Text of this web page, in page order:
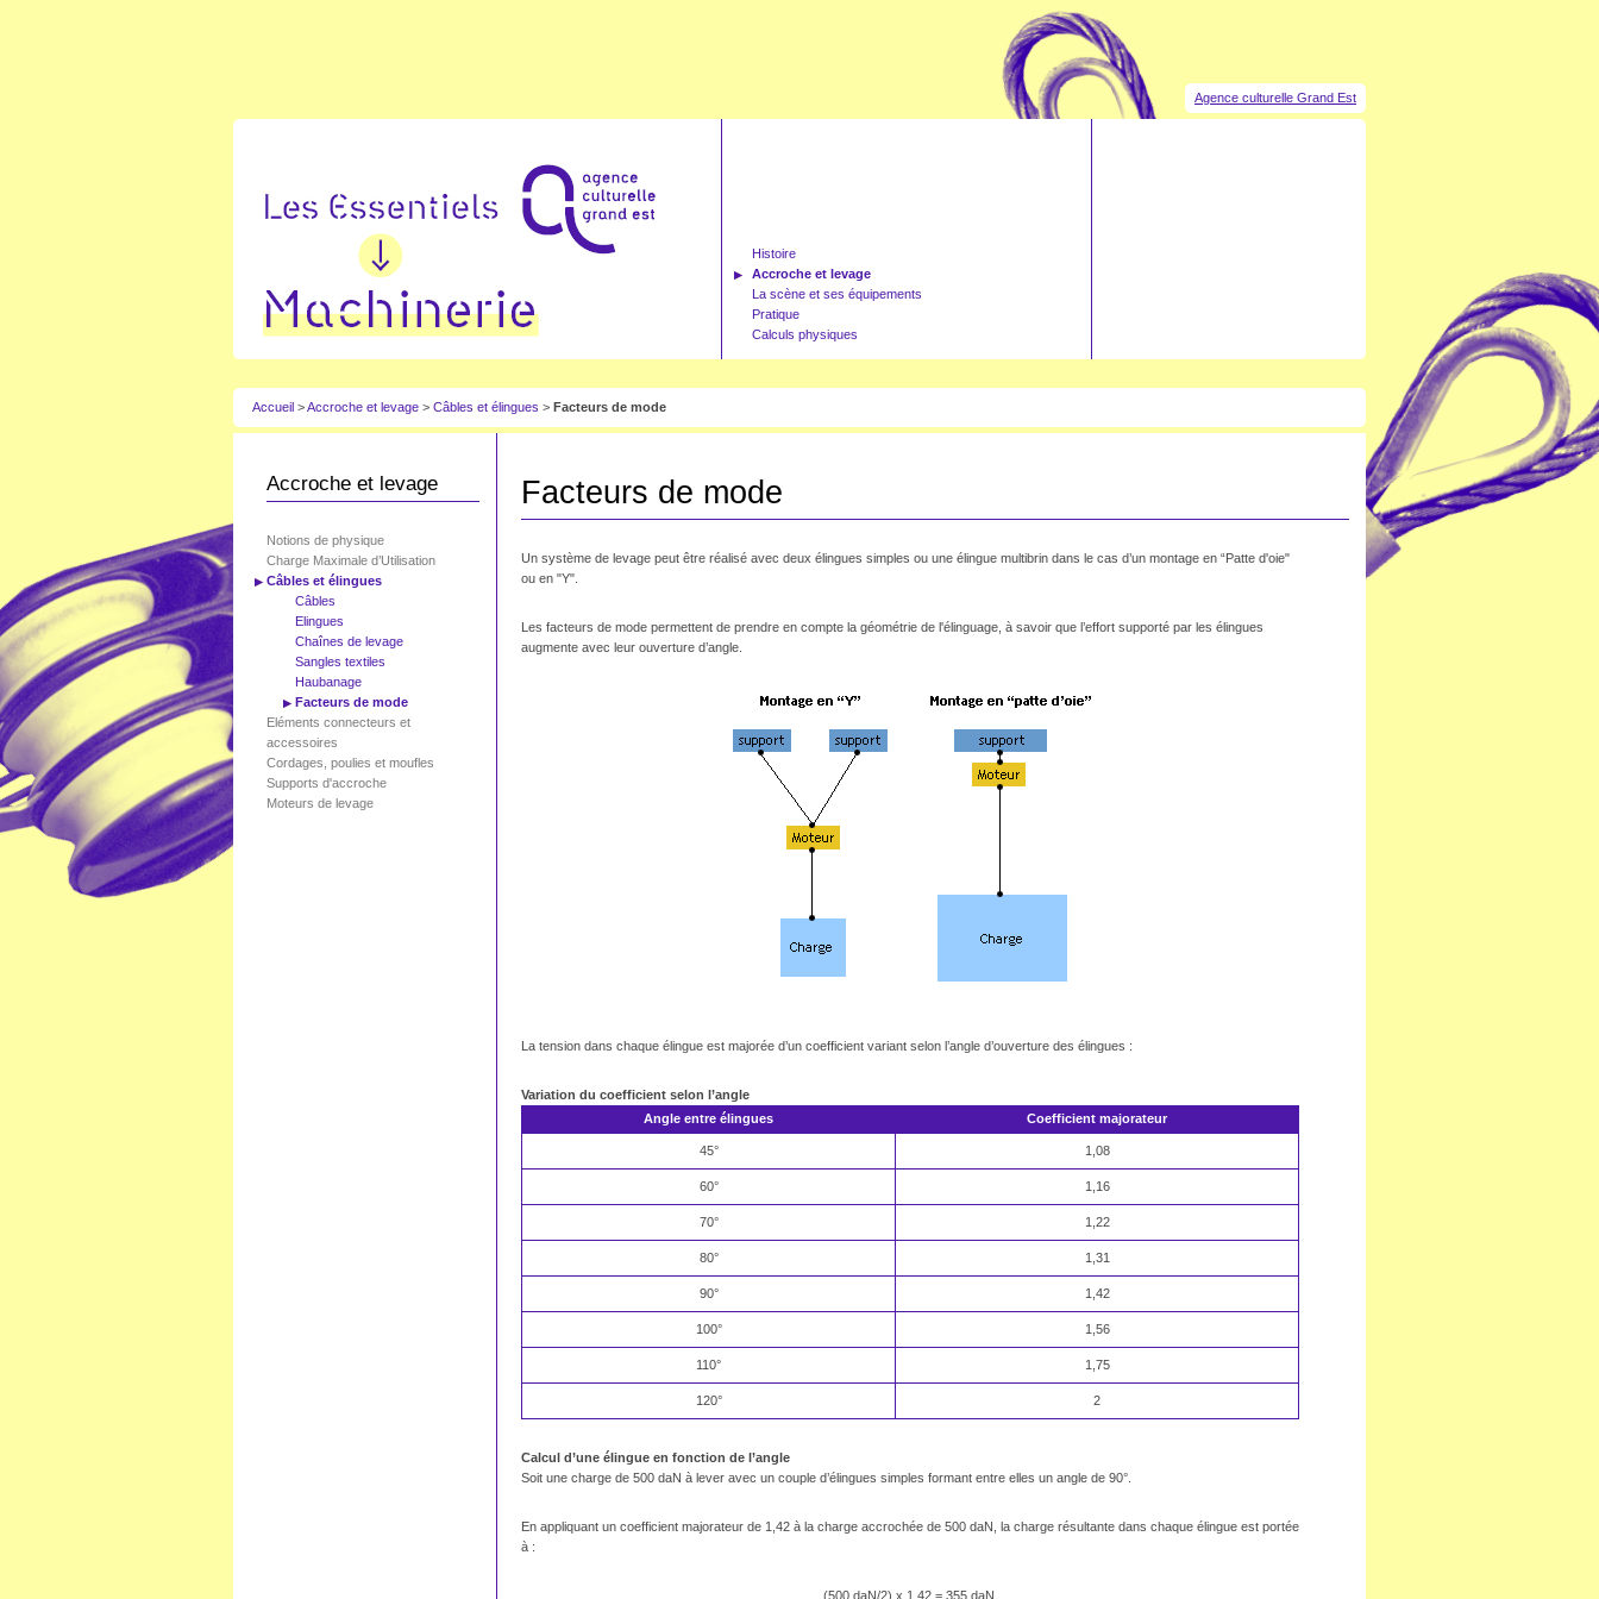
Agence culturelle Grand Est
Histoire
Accroche et levage
La scène et ses équipements
Pratique
Calculs physiques
Accueil >Accroche et levage > Câbles et élingues > Facteurs de mode
Accroche et levage
Notions de physique
Charge Maximale d’Utilisation
Câbles et élingues
Câbles
Elingues
Chaînes de levage
Sangles textiles
Haubanage
Facteurs de mode
Eléments connecteurs et
accessoires
Cordages, poulies et moufles
Supports d'accroche
Moteurs de levage
Facteurs de mode
Un système de levage peut être réalisé avec deux élingues simples ou une élingue multibrin dans le cas d’un montage en “Patte d'oie"
ou en "Y".
Les facteurs de mode permettent de prendre en compte la géométrie de l'élinguage, à savoir que l’effort supporté par les élingues
augmente avec leur ouverture d’angle.
La tension dans chaque élingue est majorée d’un coefficient variant selon l’angle d’ouverture des élingues :
Variation du coefficient selon l’angle
Angle entre élingues
Coefficient majorateur
45° 1,08
60° 1,16
70° 1,22
80° 1,31
90° 1,42
100° 1,56
110° 1,75
120° 2
Calcul d’une élingue en fonction de l’angle
Soit une charge de 500 daN à lever avec un couple d’élingues simples formant entre elles un angle de 90°.
En appliquant un coefficient majorateur de 1,42 à la charge accrochée de 500 daN, la charge résultante dans chaque élingue est portée
à :
(500 daN/2) x 1,42 = 355 daN.